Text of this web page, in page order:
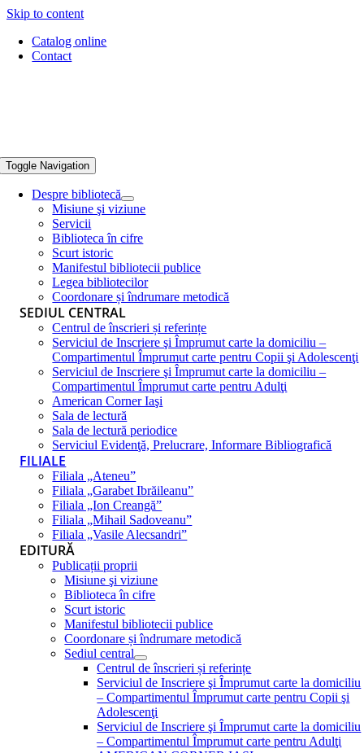
Skip to content
Catalog online
Contact
Toggle Navigation
Despre bibliotecă
Misiune şi viziune
Servicii
Biblioteca în cifre
Scurt istoric
Manifestul bibliotecii publice
Legea bibliotecilor
Coordonare și îndrumare metodică
SEDIUL CENTRAL
Centrul de înscrieri și referințe
Serviciul de Inscriere şi Împrumut carte la domiciliu –
Compartimentul Împrumut carte pentru Copii şi Adolescenţi
Serviciul de Inscriere şi Împrumut carte la domiciliu –
Compartimentul Împrumut carte pentru Adulţi
American Corner Iaşi
Sala de lectură
Sala de lectură periodice
Serviciul Evidenţă, Prelucrare, Informare Bibliografică
FILIALE
Filiala „Ateneu”
Filiala „Garabet Ibrăileanu”
Filiala „Ion Creangă”
Filiala „Mihail Sadoveanu”
Filiala „Vasile Alecsandri”
EDITURĂ
Publicații proprii
Misiune şi viziune
Biblioteca în cifre
Scurt istoric
Manifestul bibliotecii publice
Coordonare și îndrumare metodică
Sediul central
Centrul de înscrieri și referințe
Serviciul de Inscriere şi Împrumut carte la domiciliu
– Compartimentul Împrumut carte pentru Copii şi
Adolescenţi
Serviciul de Inscriere şi Împrumut carte la domiciliu
– Compartimentul Împrumut carte pentru Adulţi